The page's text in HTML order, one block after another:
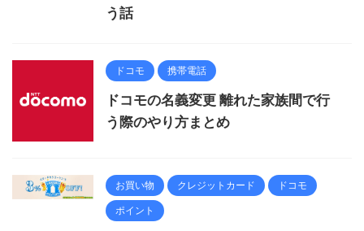
う話
ドコモ 携帯電話
ドコモの名義変更 離れた家族間で行
う際のやり方まとめ
お買い物 クレジットカード ドコモ
ポイント